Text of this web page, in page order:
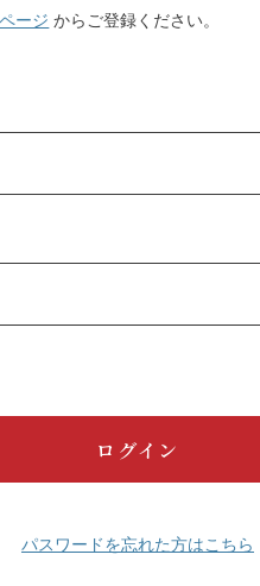
ージ からご登録ください。
パスワードを忘れた方はこちら